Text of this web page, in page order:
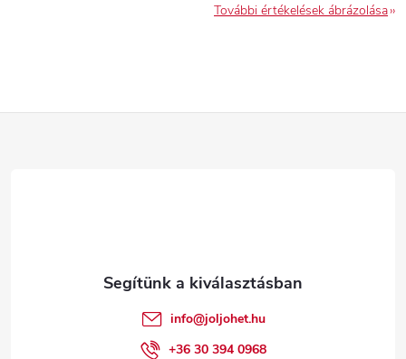
További értékelések ábrázolása
info@joljohet.hu
+36 30 394 0968